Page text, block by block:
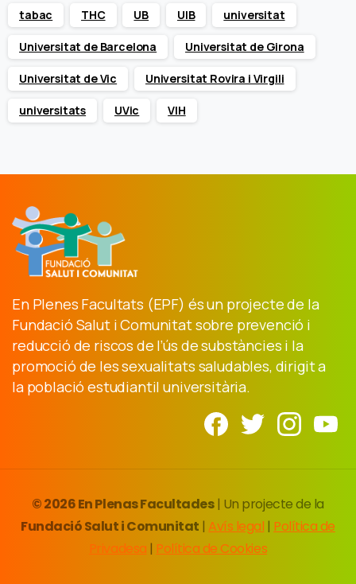
tabac THC UB UIB universitat
Universitat de Barcelona Universitat de Girona
Universitat de Vic Universitat Rovira i Virgili
universitats UVic VIH
En Plenes Facultats (EPF) és un projecte de la
Fundació Salut i Comunitat sobre prevenció i
reducció de riscos de l’ús de substàncies i la
promoció de les sexualitats saludables, dirigit a
la població estudiantil universitària.
© 2026 En Plenas Facultades| Un projecte de la
Fundació Salut i Comunitat | Avís legal | Política de
Privadesa | Política de Cookies